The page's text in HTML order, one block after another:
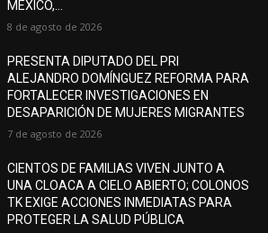
MÉXICO,...
8 de agosto de 2026
PRESENTA DIPUTADO DEL PRI
ALEJANDRO DOMÍNGUEZ REFORMA PARA
FORTALECER INVESTIGACIONES EN
DESAPARICIÓN DE MUJERES MIGRANTES
7 de agosto de 2026
CIENTOS DE FAMILIAS VIVEN JUNTO A
UNA CLOACA A CIELO ABIERTO; COLONOS
TK EXIGE ACCIONES INMEDIATAS PARA
PROTEGER LA SALUD PÚBLICA